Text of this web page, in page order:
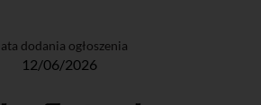
dodania ogłoszenia
12/06/2026